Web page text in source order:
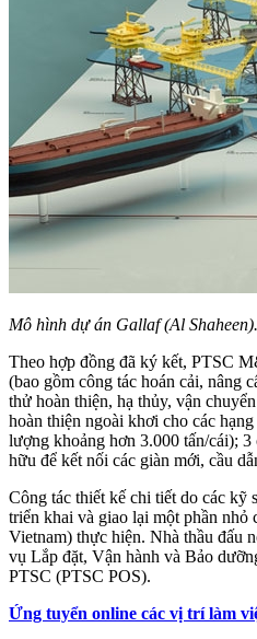
Mô hình dự án Gallaf (Al Shaheen).
Theo hợp đồng đã ký kết, PTSC
(bao gồm công tác hoán cải, nâng
thử hoàn thiện, hạ thủy, vận
hoàn thiện ngoài khơi cho các
lượng khoảng hơn 3.000 tấn/cái); 3
hữu để kết nối các giàn mới, cầu
Công tác thiết kế chi tiết do các
triển khai và giao lại một phần
Vietnam) thực hiện. Nhà thầu đấu
vụ Lắp đặt, Vận hành và Bảo
PTSC (PTSC POS).
Ứng tuyển online các vị trí làm